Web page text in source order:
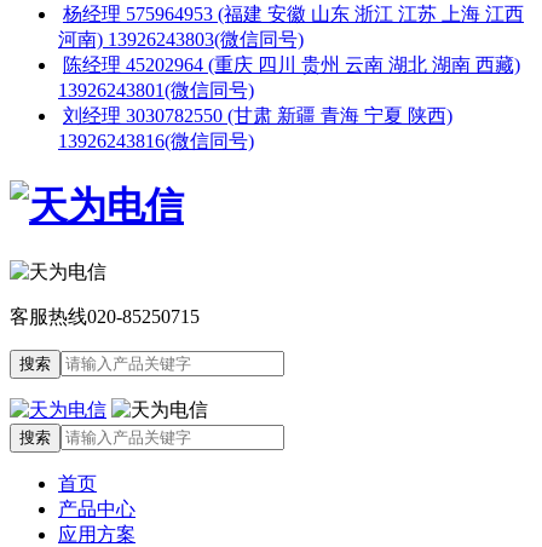
杨经理 575964953 (福建 安徽 山东 浙江 江苏 上海 江西
河南) 13926243803(微信同号)
陈经理 45202964 (重庆 四川 贵州 云南 湖北 湖南 西藏)
13926243801(微信同号)
刘经理 3030782550 (甘肃 新疆 青海 宁夏 陕西)
13926243816(微信同号)
客服热线020-85250715
首页
产品中心
应用方案